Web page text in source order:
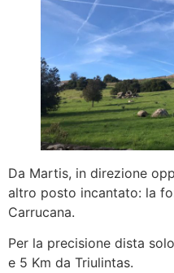
Da Martis, in direzione
altro posto incantato: la
Carrucana.
Per la precisione dista
e 5 Km da Triulintas.